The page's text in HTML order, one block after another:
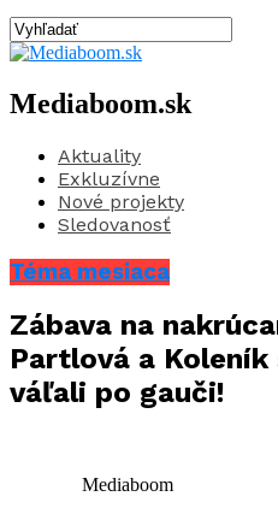
Mediaboom.sk
Aktuality
Exkluzívne
Nové projekty
Sledovanosť
Téma mesiaca
Zábava na
Partlová a Koleník
váľali po gauči!
Mediaboom